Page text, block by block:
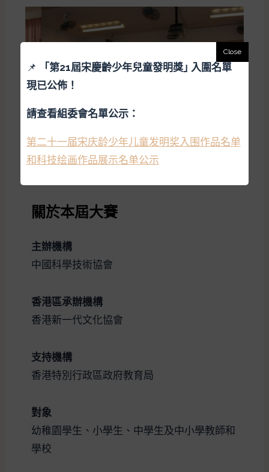
關於本屆大賽
主辦機構
中國科學技術協會
香港區承辦機構
香港新一代文化協會
支持機構
香港特別行政區政府教育局
對象
幼稚園學生、小學生、中學生及中小學教師和
學校
📌 「 第21屆宋慶齡少年兒童發明獎｣ 入圍名單
現已公佈！
請查看組委會名單公示：
第二十一届宋庆龄少年儿童发明奖入围作品名单
和科技绘画作品展示名单公示